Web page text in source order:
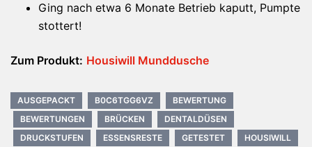
Ging nach etwa 6 Monate Betrieb kaputt, Pumpte
stottert!
Zum Produkt: Housiwill Munddusche
AUSGEPACKT B0C6TGG6VZ
BEWERTUNG
BEWERTUNGEN
BRÜCKEN
DENTALDÜSEN
DRUCKSTUFEN
ESSENSRESTE GETESTET
HOUSIWILL